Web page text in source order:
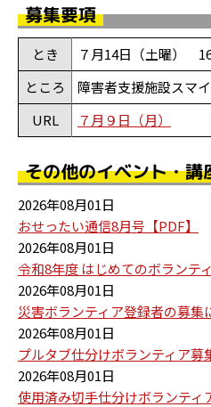
募集要項
とき
７月14日（土曜）
ところ
障害者支援施設スマ
URL
７月９日（月）
その他のイベント・
2026年08月01日
おせったい通信8月号【PDF】
2026年08月01日
令和8年度 はじめてのボランテ
2026年08月01日
災害ボランティア登録者の募集
2026年08月01日
プルタブ仕分けボランティア募
2026年08月01日
使用済み切手仕分けボランティ